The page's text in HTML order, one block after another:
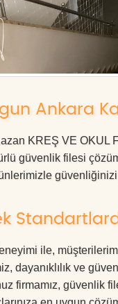
Ankara
KREŞ VE OKUL
güvenlik filesi
ile,
dayanıklılık ve
firmamız, güvenlik